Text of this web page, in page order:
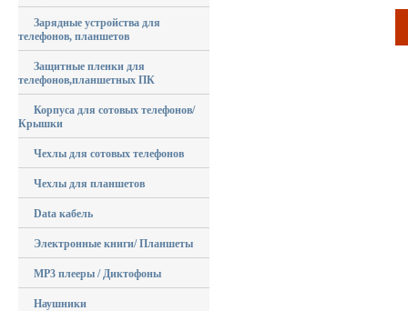
Зарядные устройства для
телефонов, планшетов
Защитные пленки для
телефонов,планшетных ПК
Корпуса для сотовых телефонов/
Крышки
Чехлы для сотовых телефонов
Чехлы для планшетов
Data кабель
Электронные книги/ Планшеты
MP3 плееры / Диктофоны
Наушники